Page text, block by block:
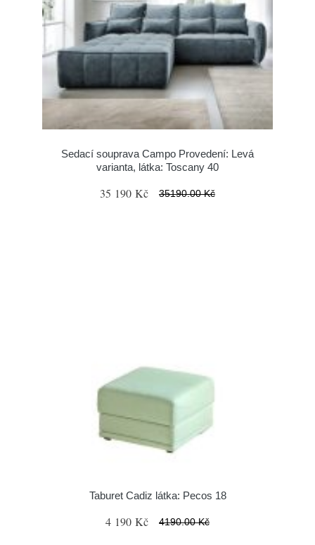
Sedací souprava Campo Provedení: Levá
varianta, látka: Toscany 40
35 190 Kč 35190.00 Kč
Taburet Cadiz látka: Pecos 18
4 190 Kč 4190.00 Kč